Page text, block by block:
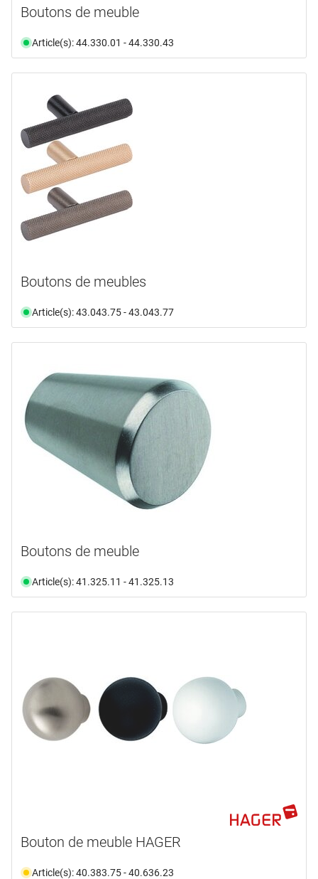
Boutons de meuble
Article(s): 44.330.01 - 44.330.43
Boutons de meubles
Article(s): 43.043.75 - 43.043.77
Boutons de meuble
Article(s): 41.325.11 - 41.325.13
Bouton de meuble HAGER
Article(s): 40.383.75 - 40.636.23